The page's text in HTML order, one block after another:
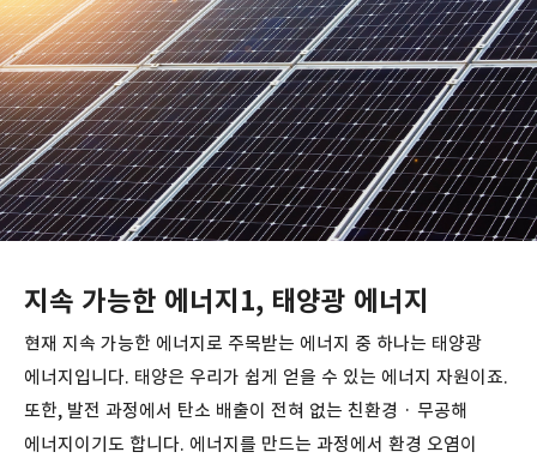
지속 가능한 에너지1, 태양광 에너지
현재 지속 가능한 에너지로 주목받는 에너지 중 하나는 태양광
에너지입니다. 태양은 우리가 쉽게 얻을 수 있는 에너지 자원이죠.
또한, 발전 과정에서 탄소 배출이 전혀 없는 친환경 · 무공해
에너지이기도 합니다. 에너지를 만드는 과정에서 환경 오염이